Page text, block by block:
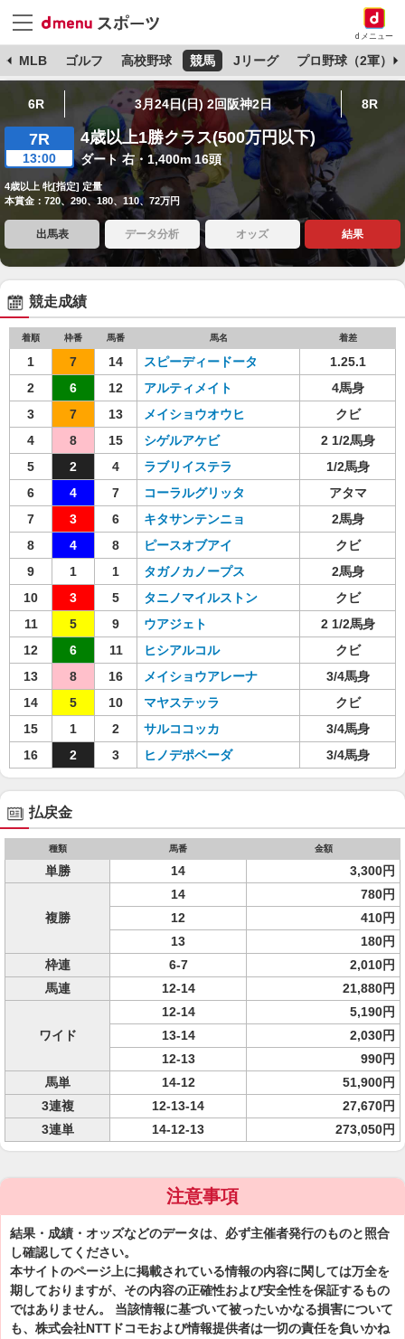
dメニュー
MLB ゴルフ 高校野球 競馬 Jリーグ プロ野球（2軍）
6R 3月24日(日) 2回阪神2日 8R
7R
13:00
4歳以上1勝クラス(500万円以下)
ダート 右・1,400m 16頭
4歳以上 牝[指定] 定量
本賞金：720、290、180、110、72万円
出馬表 データ分析 オッズ 結果
競走成績
着順 枠番 馬番 馬名 着差
1 7 14 スピーディードータ
1.25.1
2
6 12 アルティメイト
4馬身
3
7 13 メイショウオウヒ
クビ
4
8 15 シゲルアケビ
2 1/2馬身
5
2 4 ラブリイステラ
1/2馬身
6
4 7 コーラルグリッタ
アタマ
7
3 6 キタサンテンニョ
2馬身
8
4 8 ピースオブアイ
クビ
9
1 1 タガノカノープス
2馬身
10
3 5 タニノマイルストン
クビ
11
5 9 ウアジェト
2 1/2馬身
12
6 11 ヒシアルコル
クビ
13
8 16 メイショウアレーナ
3/4馬身
14
5 10 マヤステッラ
クビ
15
1 2 サルココッカ
3/4馬身
16
2 3 ヒノデポベーダ 3/4馬身
払戻金
種類 馬番 金額
単勝 14 3,300円
複勝
14
780円
12
410円
13
180円
枠連
6-7
2,010円
馬連
12-14 21,880円
ワイド
12-14
5,190円
13-14
2,030円
12-13
990円
馬単
14-12
51,900円
3連複
12-13-14
27,670円
3連単
14-12-13 273,050円
注意事項
結果・成績・オッズなどのデータは、必ず主催者発行のものと照合
し確認してください。
本サイトのページ上に掲載されている情報の内容に関しては万全を
期しておりますが、その内容の正確性および安全性を保証するもの
ではありません。 当該情報に基づいて被ったいかなる損害について
も、株式会社NTTドコモおよび情報提供者は一切の責任を負いかね